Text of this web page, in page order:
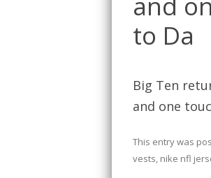
to Da
Big Ten
and one
This entry was
vests, nike nfl